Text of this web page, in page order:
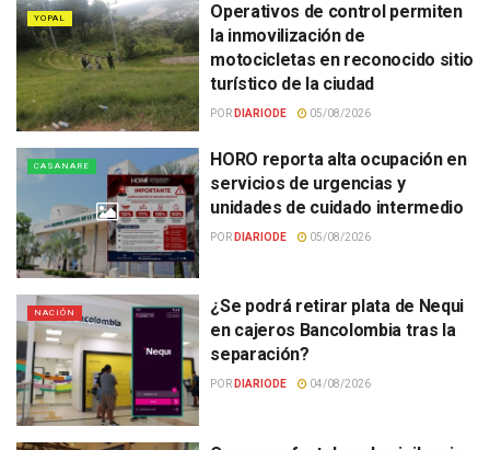
YOPAL
Operativos de control permiten
la inmovilización de
motocicletas en reconocido sitio
turístico de la ciudad
POR DIARIODE 05/08/2026
CASANARE
HORO reporta alta ocupación en
servicios de urgencias y
unidades de cuidado intermedio
POR DIARIODE 05/08/2026
NACIÓN
¿Se podrá retirar plata de Nequi
en cajeros Bancolombia tras la
separación?
POR DIARIODE 04/08/2026